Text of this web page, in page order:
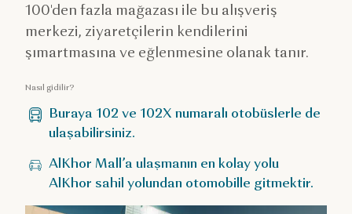
100'den fazla mağazası ile bu alışveriş
merkezi, ziyaretçilerin kendilerini
şımartmasına ve eğlenmesine olanak tanır.
Nasıl gidilir?
Buraya 102 ve 102X numaralı otobüslerle de
ulaşabilirsiniz.
AlKhor Mall’a ulaşmanın en kolay yolu
AlKhor sahil yolundan otomobille gitmektir.